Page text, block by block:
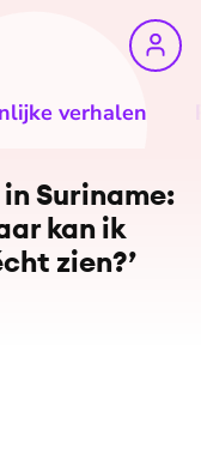
verhalen
Suriname:
kan ik
zien?’